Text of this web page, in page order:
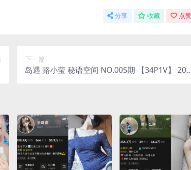
分享 收藏 点
下一篇
岛遇 路小莹 秘语空间 NO.005期 【34P1V】 202